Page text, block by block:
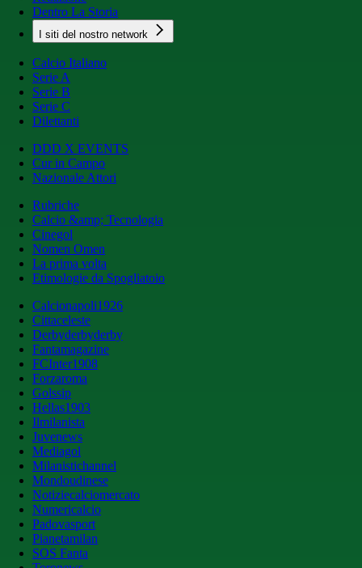
Dentro La Storia
I siti del nostro network
Calcio Italiano
Serie A
Serie B
Serie C
Dilettanti
DDD X EVENTS
Cur in Campo
Nazionale Attori
Rubriche
Calcio &amp; Tecnologia
Cinegol
Nomen Omen
La prima volta
Etimologie da Spogliatoio
Calcionapoli1926
Cittaceleste
Derbyderbyderby
Fantamagazine
FCInter1908
Forzaroma
Golssip
Hellas1903
Ilmilanista
Juvenews
Mediagol
Milanistichannel
Mondoudinese
Notiziecalciomercato
Numericalcio
Padovasport
Pianetamilan
SOS Fanta